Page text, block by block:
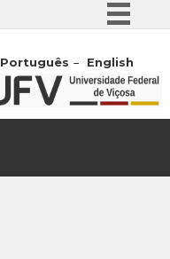
Comunica BR
Participe
Português English